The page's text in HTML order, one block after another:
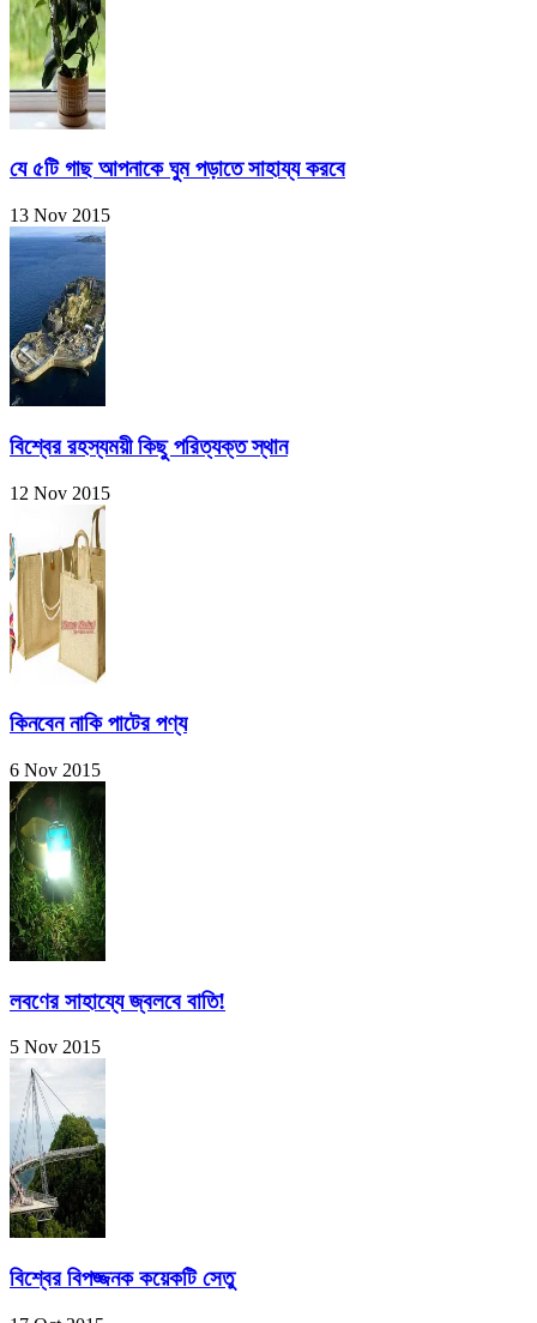
যে ৫টি গাছ আপনাকে ঘুম পড়াতে সাহায্য করবে
13 Nov 2015
বিশ্বের রহস্যময়ী কিছু পরিত্যক্ত স্থান
12 Nov 2015
কিনবেন নাকি পাটের পণ্য
6 Nov 2015
লবণের সাহায্যে জ্বলবে বাতি!
5 Nov 2015
বিশ্বের বিপজ্জনক কয়েকটি সেতু